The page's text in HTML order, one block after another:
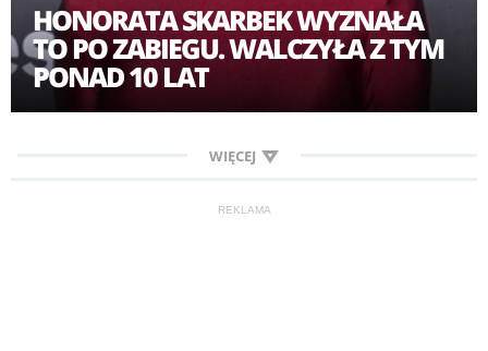
HONORATA SKARBEK WYZNAŁA
TO PO ZABIEGU. WALCZYŁA Z TYM
PONAD 10 LAT
WIĘCEJ
REKLAMA